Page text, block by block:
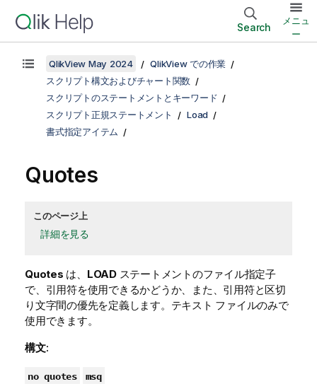
Search
メニュ
ー
QlikView May 2024
QlikView での作業
スクリプト構文およびチャート関数
スクリプトのステートメントとキーワード
スクリプト正規ステートメント
Load
書式指定アイテム
Quotes
このページ上
詳細を見る
Quotes は、 LOADステートメントのファイル指定子
で、引用符を使用できるかどうか、また、引用符と区切
り文字間の優先を定義します。テキスト ファイルのみで
使用できます。
構文:
no quotes msq